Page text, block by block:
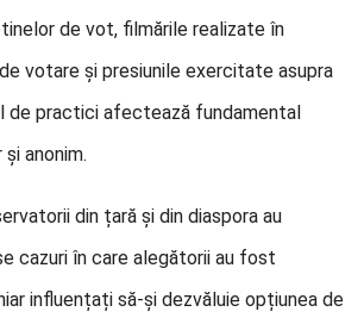
de vot, filmările realizate în
votare și presiunile exercitate asupra
de practici afectează fundamental
anonim.
din țară și din diaspora au
cazuri în care alegătorii au fost
influențați să-și dezvăluie opțiunea de